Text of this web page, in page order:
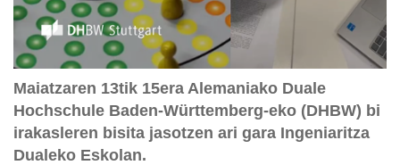
Maiatzaren 13tik 15era Alemaniako Duale
Hochschule Baden-Württemberg-eko (DHBW) bi
irakasleren bisita jasotzen ari gara Ingeniaritza
Dualeko Eskolan.